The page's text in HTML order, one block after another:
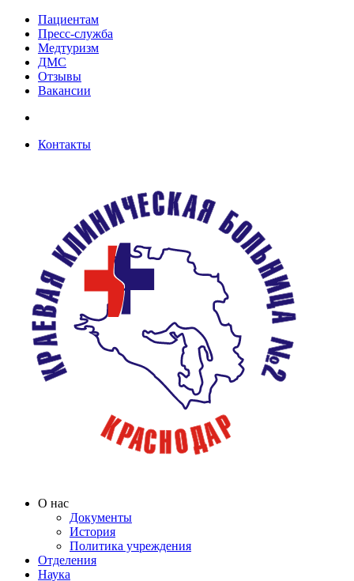
Пациентам
Пресс-служба
Медтуризм
ДМС
Отзывы
Вакансии
Контакты
О нас
Документы
История
Политика учреждения
Отделения
Наука